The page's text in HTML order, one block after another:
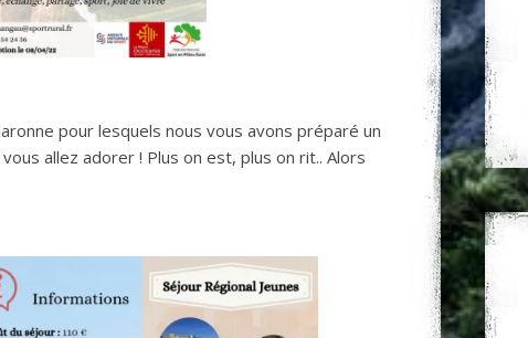
pour lesquels nous vous avons préparé un
allez adorer ! Plus on est, plus on rit.. Alors